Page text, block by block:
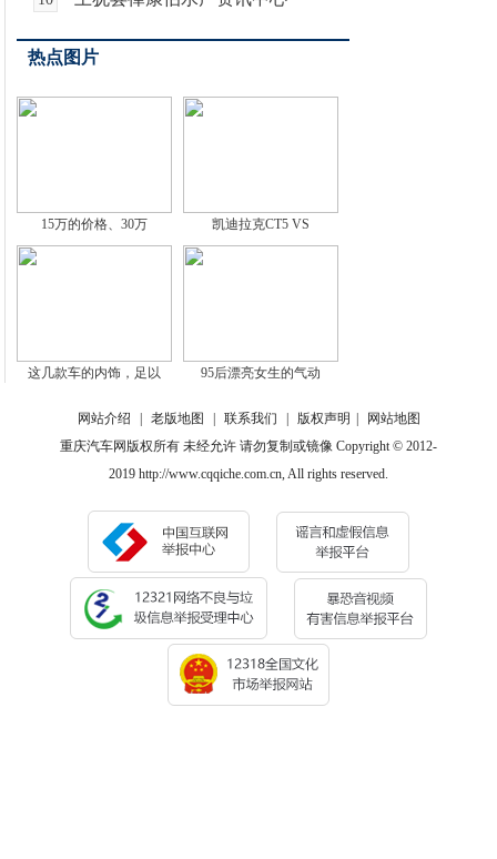
热点图片
15万的价格、30万 凯迪拉克CT5 VS
这几款车的内饰，足以 95后漂亮女生的气动
网站介绍 老版地图 联系我们 版权声明
网站地图
重庆汽车网版权所有 未经允许 请勿复制或镜像 Copyright © 2012-
2019 http://www.cqqiche.com.cn, All rights reserved.